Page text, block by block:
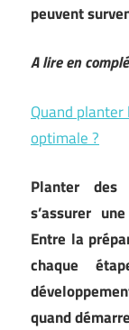
peuvent
A lire en
Quand
optimale ?
Planter des
s’assurer
Entre la
chaque
quand